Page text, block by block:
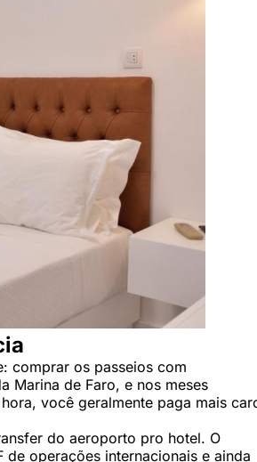
comprar os passeios com
Marina de Faro, e nos meses
você geralmente paga mais
do aeroporto pro hotel. O
de operações internacionais e ainda